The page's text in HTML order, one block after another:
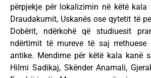
përpjekje për lokalizimin në këtë
Draudakumit, Uskanës ose qytetit të
Dobërit, ndërkohë që studiuesit
ndërtimit të mureve të saj rrethuese
antike. Mendime për këtë kala kanë
Hilmi Sadikaj, Skënder Anamali,